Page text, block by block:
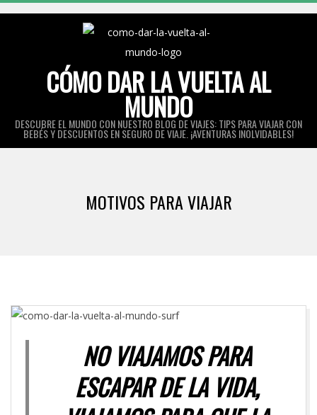
CÓMO DAR LA VUELTA AL
MUNDO
DESCUBRE EL MUNDO CON NUESTRO BLOG DE VIAJES: TIPS PARA VIAJAR CON
BEBÉS Y DESCUENTOS EN SEGURO DE VIAJE. ¡AVENTURAS INOLVIDABLES!
MOTIVOS PARA VIAJAR
NO VIAJAMOS PARA
ESCAPAR DE LA VIDA,